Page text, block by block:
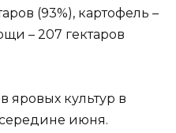
(93%), картофель –
– 207 гектаров
яровых культур в
июня.